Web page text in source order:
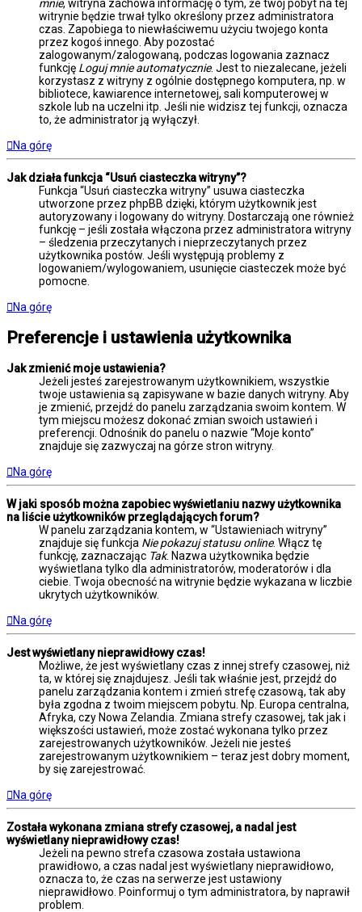
mnie, witryna zachowa informację o tym, że twój pobyt na tej
witrynie będzie trwał tylko określony przez administratora
czas. Zapobiega to niewłaściwemu użyciu twojego konta
przez kogoś innego. Aby pozostać
zalogowanym/zalogowaną, podczas logowania zaznacz
funkcję Loguj mnie automatycznie. Jest to niezalecane, jeżeli
korzystasz z witryny z ogólnie dostępnego komputera, np. w
bibliotece, kawiarence internetowej, sali komputerowej w
szkole lub na uczelni itp. Jeśli nie widzisz tej funkcji, oznacza
to, że administrator ją wyłączył.
Na górę
Jak działa funkcja “Usuń ciasteczka witryny”?
Funkcja “Usuń ciasteczka witryny” usuwa ciasteczka
utworzone przez phpBB dzięki, którym użytkownik jest
autoryzowany i logowany do witryny. Dostarczają one również
funkcję – jeśli została włączona przez administratora witryny
– śledzenia przeczytanych i nieprzeczytanych przez
użytkownika postów. Jeśli występują problemy z
logowaniem/wylogowaniem, usunięcie ciasteczek może być
pomocne.
Na górę
Preferencje i ustawienia użytkownika
Jak zmienić moje ustawienia?
Jeżeli jesteś zarejestrowanym użytkownikiem, wszystkie
twoje ustawienia są zapisywane w bazie danych witryny. Aby
je zmienić, przejdź do panelu zarządzania swoim kontem. W
tym miejscu możesz dokonać zmian swoich ustawień i
preferencji. Odnośnik do panelu o nazwie “Moje konto”
znajduje się zazwyczaj na górze stron witryny.
Na górę
W jaki sposób można zapobiec wyświetlaniu nazwy użytkownika
na liście użytkowników przeglądających forum?
W panelu zarządzania kontem, w “Ustawieniach witryny”
znajduje się funkcja Nie pokazuj statusu online. Włącz tę
funkcję, zaznaczając Tak. Nazwa użytkownika będzie
wyświetlana tylko dla administratorów, moderatorów i dla
ciebie. Twoja obecność na witrynie będzie wykazana w liczbie
ukrytych użytkowników.
Na górę
Jest wyświetlany nieprawidłowy czas!
Możliwe, że jest wyświetlany czas z innej strefy czasowej, niż
ta, w której się znajdujesz. Jeśli tak właśnie jest, przejdź do
panelu zarządzania kontem i zmień strefę czasową, tak aby
była zgodna z twoim miejscem pobytu. Np. Europa centralna,
Afryka, czy Nowa Zelandia. Zmiana strefy czasowej, tak jak i
większości ustawień, może zostać wykonana tylko przez
zarejestrowanych użytkowników. Jeżeli nie jesteś
zarejestrowanym użytkownikiem – teraz jest dobry moment,
by się zarejestrować.
Na górę
Została wykonana zmiana strefy czasowej, a nadal jest
wyświetlany nieprawidłowy czas!
Jeżeli na pewno strefa czasowa została ustawiona
prawidłowo, a czas nadal jest wyświetlany nieprawidłowo,
oznacza to, że czas na serwerze jest ustawiony
nieprawidłowo. Poinformuj o tym administratora, by naprawił
problem.